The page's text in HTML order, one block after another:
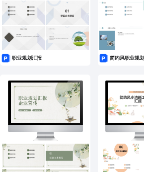
职业规划汇报 简约风职业规划